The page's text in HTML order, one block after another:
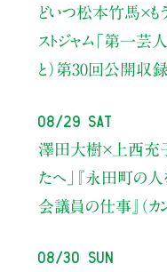
どいつ松本竹馬×も
ストジャム「第一芸人
と） 第30回公開収録
08/29 Sat
澤田大樹×上西充
たへ」
『永田町の人
会議員の仕事』（カ
08/30 Sun